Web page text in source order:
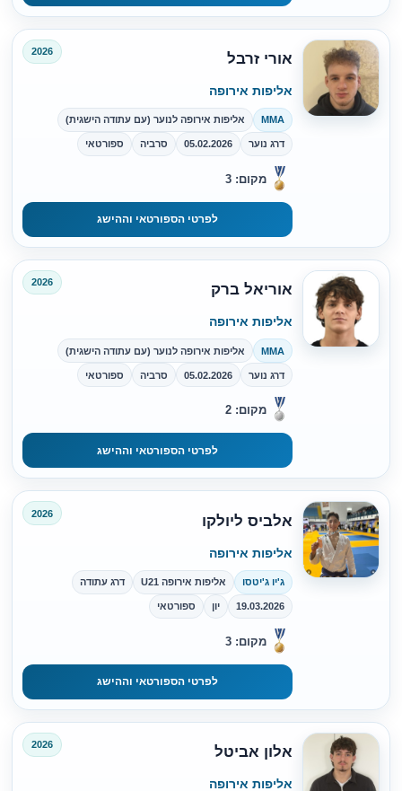
אורי זרבל 2026
אליפות אירופה
MMA אליפות אירופה לנוער (עם עתודה הישגית)
דרג נוער 05.02.2026 סרביה ספורטאי
מקום: 3
לפרטי הספורטאי וההישג
אוריאל ברק 2026
אליפות אירופה
MMA אליפות אירופה לנוער (עם עתודה הישגית)
דרג נוער 05.02.2026 סרביה ספורטאי
מקום: 2
לפרטי הספורטאי וההישג
אלביס ליולקו 2026
אליפות אירופה
ג'יו ג'יטסו אליפות אירופה U21 דרג עתודה
19.03.2026 יון ספורטאי
מקום: 3
לפרטי הספורטאי וההישג
אלון אביטל 2026
אליפות אירופה